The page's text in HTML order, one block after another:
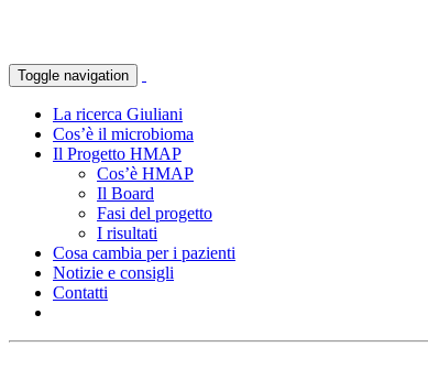
Toggle navigation
La ricerca Giuliani
Cos’è il microbioma
Il Progetto HMAP
Cos’è HMAP
Il Board
Fasi del progetto
I risultati
Cosa cambia per i pazienti
Notizie e consigli
Contatti